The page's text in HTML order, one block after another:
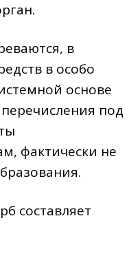
в
в особо
основе
под
фактически не
составляет